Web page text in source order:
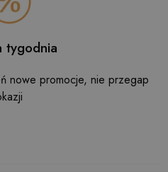
tygodnia
nowe promocje, nie przegap